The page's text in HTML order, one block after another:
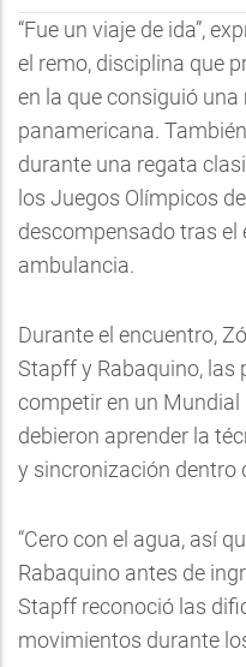
“Fue un viaje de ida”,
el remo, disciplina que
en la que consiguió
panamericana.
durante una regata
los Juegos Olímpicos
descompensado tras el
ambulancia.
Durante el encuentro,
Stapff y Rabaquino, las
competir en un
debieron aprender la
y sincronización dentro
“Cero con el agua, así
Rabaquino antes de
Stapff reconoció las
movimientos durante